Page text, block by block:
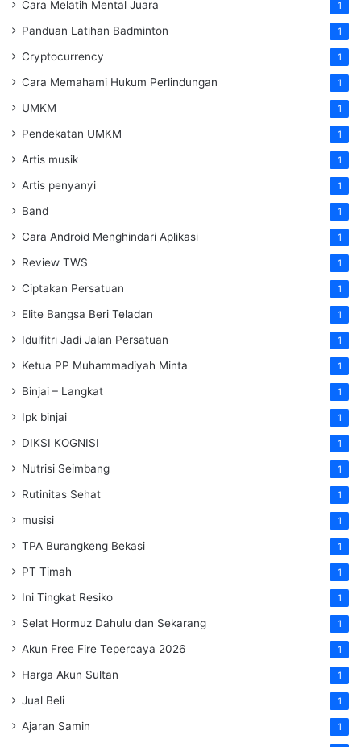
Cara Melatih Mental Juara 1
Panduan Latihan Badminton 1
Cryptocurrency 1
Cara Memahami Hukum Perlindungan 1
UMKM 1
Pendekatan UMKM 1
Artis musik 1
Artis penyanyi 1
Band 1
Cara Android Menghindari Aplikasi 1
Review TWS 1
Ciptakan Persatuan 1
Elite Bangsa Beri Teladan 1
Idulfitri Jadi Jalan Persatuan 1
Ketua PP Muhammadiyah Minta 1
Binjai – Langkat 1
Ipk binjai 1
DIKSI KOGNISI 1
Nutrisi Seimbang 1
Rutinitas Sehat 1
musisi 1
TPA Burangkeng Bekasi 1
PT Timah 1
Ini Tingkat Resiko 1
Selat Hormuz Dahulu dan Sekarang 1
Akun Free Fire Tepercaya 2026 1
Harga Akun Sultan 1
Jual Beli 1
Ajaran Samin 1